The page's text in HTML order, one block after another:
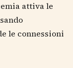
attiva le
le connessioni